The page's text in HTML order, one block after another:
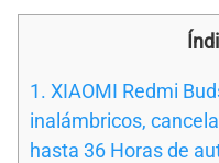
1. XIAOMI Redmi
inalámbricos,
hasta 36 Horas de